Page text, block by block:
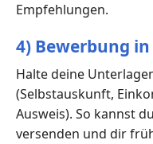
Empfehlungen.
4) Bewerbung
Halte deine
(Selbstauskunft,
Ausweis). So kannst
versenden und dir